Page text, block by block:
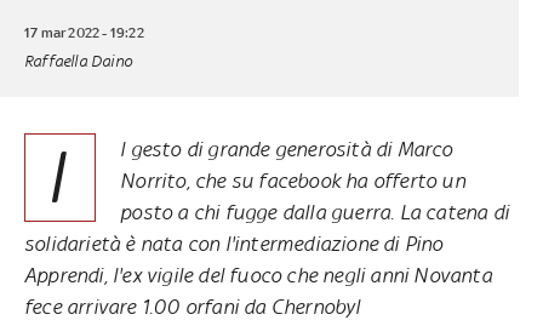
17 mar 2022 - 19:22
Raffaella Daino
I
l gesto di grande generosità di Marco
Norrito, che su facebook ha offerto un
posto a chi fugge dalla guerra. La catena di
solidarietà è nata con l'intermediazione di Pino
Apprendi, l'ex vigile del fuoco che negli anni Novanta
fece arrivare 1.00 orfani da Chernobyl